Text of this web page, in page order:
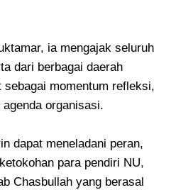
ia mengajak seluruh
dari berbagai daerah
momentum refleksi,
organisasi.
dapat meneladani peran,
para pendiri NU,
Chasbullah yang berasal